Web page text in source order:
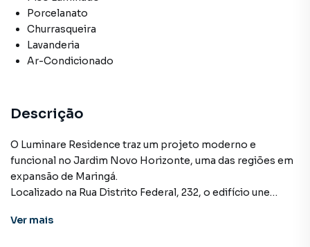
Porcelanato
Churrasqueira
Lavanderia
Ar-Condicionado
Descrição
O Luminare Residence traz um projeto moderno e
funcional no Jardim Novo Horizonte, uma das regiões em
expansão de Maringá.
Localizado na Rua Distrito Federal, 232, o edifício une
valorização.
Ver mais